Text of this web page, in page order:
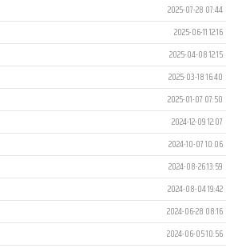
2025-07-28 07:44
2025-06-11 12:16
2025-04-08 12:15
2025-03-18 16:40
2025-01-07 07:50
2024-12-09 12:07
2024-10-07 10:06
2024-08-26 13:59
2024-08-04 19:42
2024-06-28 08:16
2024-06-05 10:56